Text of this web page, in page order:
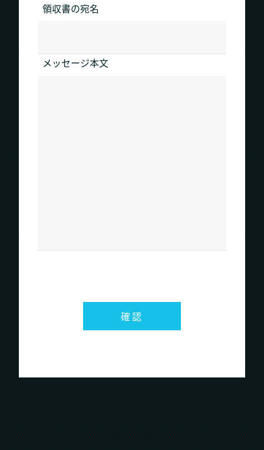
領収書の宛名
メッセージ本文